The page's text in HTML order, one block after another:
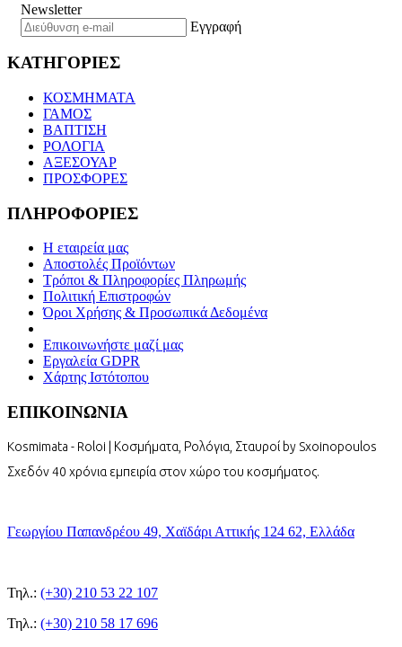
Newsletter
Εγγραφή
ΚΑΤΗΓΟΡΙΕΣ
ΚΟΣΜΗΜΑΤΑ
ΓΑΜΟΣ
ΒΑΠΤΙΣΗ
ΡΟΛΟΓΙΑ
ΑΞΕΣΟΥΑΡ
ΠΡΟΣΦΟΡΕΣ
ΠΛΗΡΟΦΟΡΙΕΣ
Η εταιρεία μας
Αποστολές Προϊόντων
Τρόποι & Πληροφορίες Πληρωμής
Πολιτική Επιστροφών
Όροι Χρήσης & Προσωπικά Δεδομένα
Επικοινωνήστε μαζί μας
Εργαλεία GDPR
Χάρτης Ιστότοπου
ΕΠΙΚΟΙΝΩΝΙΑ
Kosmimata - Roloi | Κοσμήματα, Ρολόγια, Σταυροί by Sxoinopoulos
Σχεδόν 40 χρόνια εμπειρία στον χώρο του κοσμήματος.
Γεωργίου Παπανδρέου 49, Χαϊδάρι Αττικής 124 62, Ελλάδα
Τηλ.: (+30) 210 53 22 107
Τηλ.: (+30) 210 58 17 696